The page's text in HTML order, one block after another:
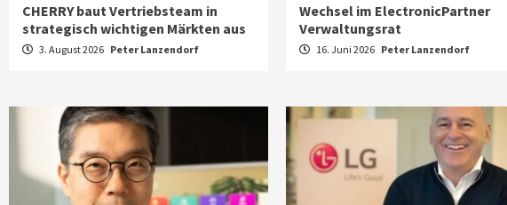
CHERRY baut Vertriebsteam in
strategisch wichtigen Märkten aus
3. August 2026 Peter Lanzendorf
Wechsel im ElectronicPartner
Verwaltungsrat
16. Juni 2026 Peter Lanzendorf